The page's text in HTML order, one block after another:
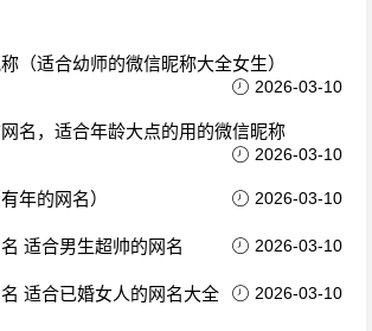
（适合幼师的微信昵称大全女生）
2026-03-10
名，适合年龄大点的用的微信昵称
2026-03-10
年的网名） 2026-03-10
适合男生超帅的网名 2026-03-10
适合已婚女人的网名大全 2026-03-10